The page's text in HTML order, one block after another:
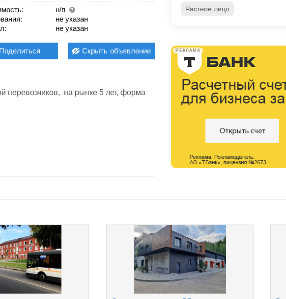
н/п
не указан
не указан
Поделиться Скрыть объявление
перевозчиков,  на рынке 5 лет, форма
Частное лицо
РЕКЛАМА